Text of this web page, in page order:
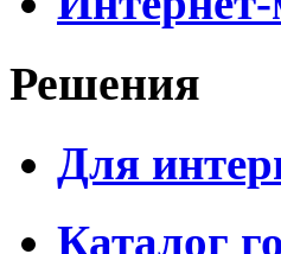
Решения
Для
Каталог